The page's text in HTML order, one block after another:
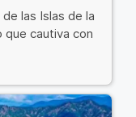
las Islas de la
que cautiva con